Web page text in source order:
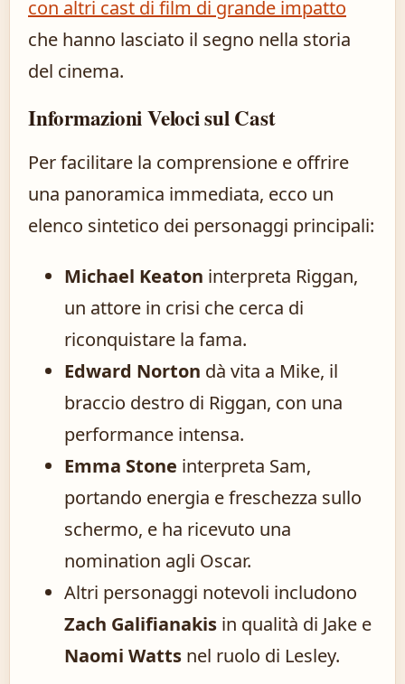
con altri cast di film di grande impatto
che hanno lasciato il segno nella storia
del cinema.
Informazioni Veloci sul Cast
Per facilitare la comprensione e offrire
una panoramica immediata, ecco un
elenco sintetico dei personaggi principali:
Michael Keaton interpreta Riggan,
un attore in crisi che cerca di
riconquistare la fama.
Edward Norton dà vita a Mike, il
braccio destro di Riggan, con una
performance intensa.
Emma Stone interpreta Sam,
portando energia e freschezza sullo
schermo, e ha ricevuto una
nomination agli Oscar.
Altri personaggi notevoli includono
Zach Galifianakis in qualità di Jake e
Naomi Watts nel ruolo di Lesley.